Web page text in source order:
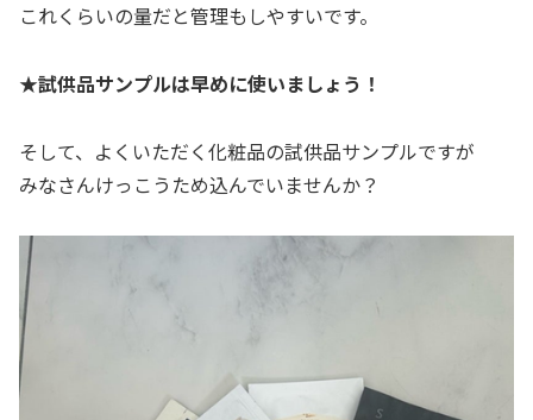
これくらいの量だと管理もしやすいです。
★試供品サンプルは早めに使いましょう！
そして、よくいただく化粧品の試供品サンプルですが
みなさんけっこうため込んでいませんか？